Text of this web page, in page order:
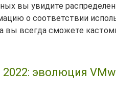
вы увидите
о соответствии
вы всегда сможете
эволюция